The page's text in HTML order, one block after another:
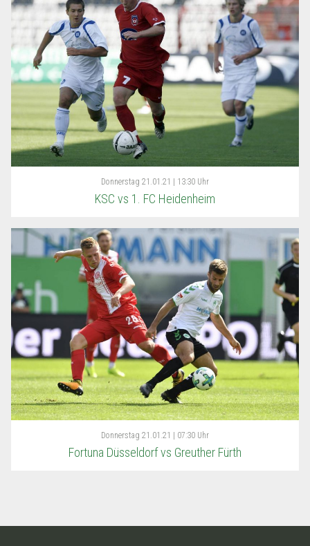
Donnerstag 21.01.21 | 13:30 Uhr
KSC vs 1. FC Heidenheim
Donnerstag 21.01.21 | 07:30 Uhr
Fortuna Düsseldorf vs Greuther Fürth